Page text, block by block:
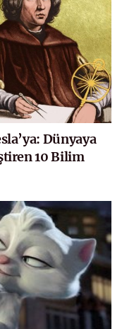
Dünyaya
10 Bilim